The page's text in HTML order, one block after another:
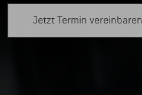
Jetzt Termin vereinbaren